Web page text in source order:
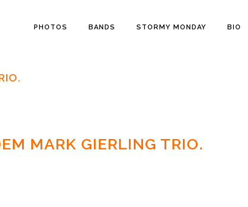
PHOTOS BANDS STORMY MONDAY BIO
MARK GIERLING TRIO.